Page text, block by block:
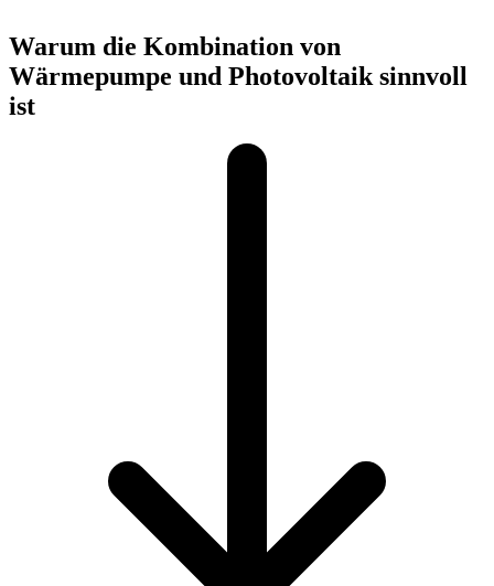
Warum die Kombination von
Wärmepumpe und Photovoltaik sinnvoll
ist